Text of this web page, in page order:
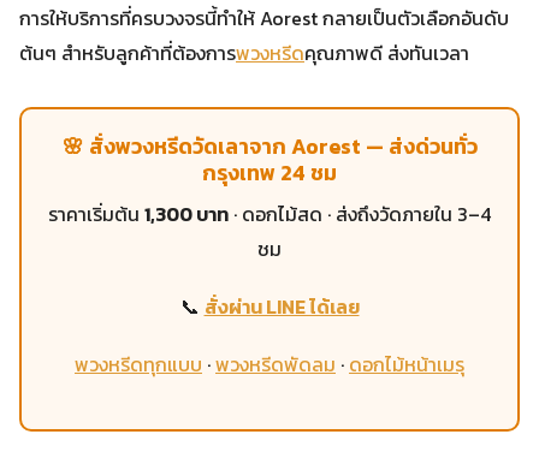
การให้บริการที่ครบวงจรนี้ทำให้ Aorest กลายเป็นตัวเลือกอันดับ
ต้นๆ สำหรับลูกค้าที่ต้องการพวงหรีดคุณภาพดี ส่งทันเวลา
🌸 สั่งพวงหรีดวัดเลาจาก Aorest — ส่งด่วนทั่ว
กรุงเทพ 24 ชม
ราคาเริ่มต้น 1,300 บาท · ดอกไม้สด · ส่งถึงวัดภายใน 3–4
ชม
📞 สั่งผ่าน LINE ได้เลย
พวงหรีดทุกแบบ ·พวงหรีดพัดลม · ดอกไม้หน้าเมรุ